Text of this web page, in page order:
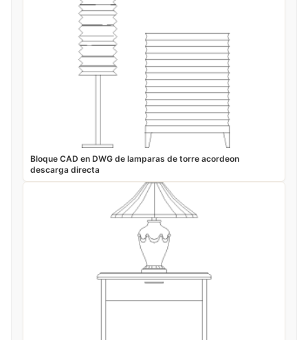
Bloque CAD en DWG de lamparas de torre acordeon
descarga directa